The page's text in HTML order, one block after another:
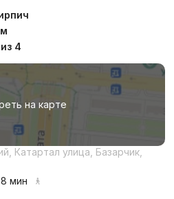
4
на карте
Катартал улица, Базарчик,
мин